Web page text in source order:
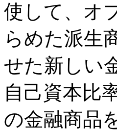
使して、オ
らめた派生
せた新しい
自己資本比
の金融商品